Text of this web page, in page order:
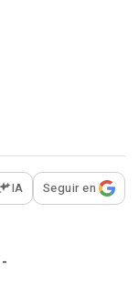
para
IA Seguir en